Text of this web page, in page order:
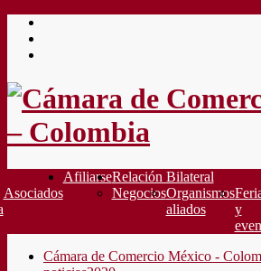
Saltar
contenido
Asociados
AfiliarseRelación Bilateral
NegociosOrganismos
aliados
y
Cámara de Comercio México -